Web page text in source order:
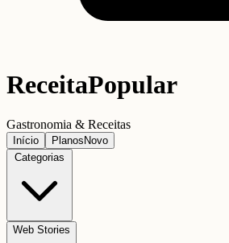
ReceitaPopular
Gastronomia & Receitas
Início Planos Novo
Categorias
Web Stories